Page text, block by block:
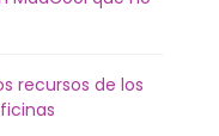
recursos de los